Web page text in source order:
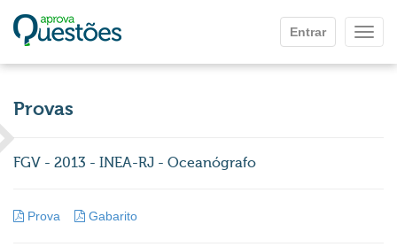
Entrar
Provas
FGV - 2013 - INEA-RJ - Oceanógrafo
Prova Gabarito